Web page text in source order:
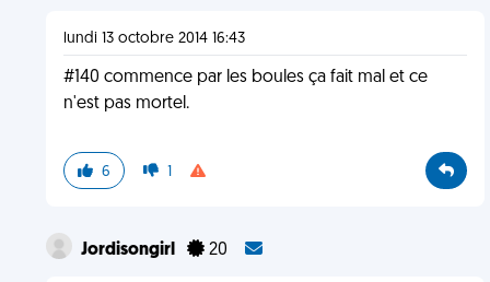
lundi 13 octobre 2014 16:43
#140 commence par les boules ça fait mal et ce
n'est pas mortel.
6 1
Jordisongirl 20